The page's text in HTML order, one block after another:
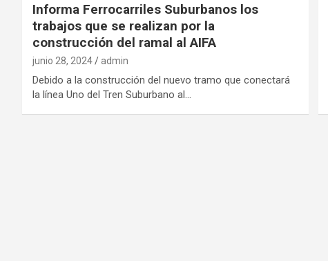
Informa Ferrocarriles Suburbanos los
trabajos que se realizan por la
construcción del ramal al AIFA
junio 28, 2024 admin
Debido a la construcción del nuevo tramo que conectará
la línea Uno del Tren Suburbano al…